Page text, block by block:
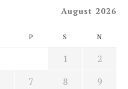
August 2026
P S N
1
2
7 8
9